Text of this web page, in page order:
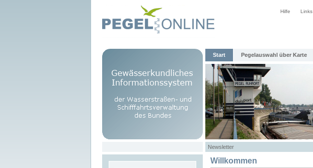
Hilfe Links
Start Pegelauswahl über Karte
Newsletter
Willkommen